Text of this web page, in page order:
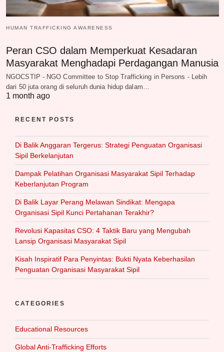
HUMAN TRAFFICKING AWARENESS
Peran CSO dalam Memperkuat Kesadaran
Masyarakat Menghadapi Perdagangan Manusia
NGOCSTIP - NGO Committee to Stop Trafficking in Persons - Lebih
dari 50 juta orang di seluruh dunia hidup dalam…
1 month ago
RECENT POSTS
Di Balik Anggaran Tergerus: Strategi Penguatan Organisasi
Sipil Berkelanjutan
Dampak Pelatihan Organisasi Masyarakat Sipil Terhadap
Keberlanjutan Program
Di Balik Layar Perang Melawan Sindikat: Mengapa
Organisasi Sipil Kunci Pertahanan Terakhir?
Revolusi Kapasitas CSO: 4 Taktik Baru yang Mengubah
Lansip Organisasi Masyarakat Sipil
Kisah Inspiratif Para Penyintas: Bukti Nyata Keberhasilan
Penguatan Organisasi Masyarakat Sipil
CATEGORIES
Educational Resources
Global Anti-Trafficking Efforts